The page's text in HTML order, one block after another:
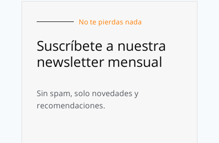
No te pierdas nada
Suscríbete a nuestra
newsletter mensual
Sin spam, solo novedades y
recomendaciones.